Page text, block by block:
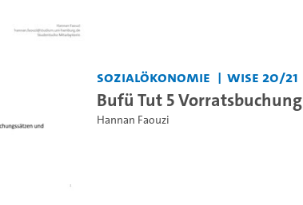
Sozialökonomie WiSe 20/21
Bufü Tut 5 Vorratsbuchung
Hannan Faouzi